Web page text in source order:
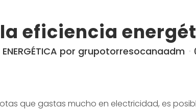
la eficiencia
por grupotorresocanaadm
que gastas mucho en electricidad, es